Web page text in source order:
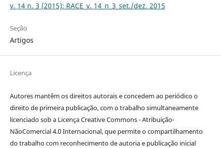
v. 14 n. 3 (2015): RACE_v. 14_n_3_set./dez. 2015
Seção
Artigos
Licença
Autores mantêm os direitos autorais e concedem ao periódico o
direito de primeira publicação, com o trabalho simultaneamente
licenciado sob a Licença Creative Commons - Atribuição-
NãoComercial 4.0 Internacional, que permite o compartilhamento
do trabalho com reconhecimento de autoria e publicação inicial